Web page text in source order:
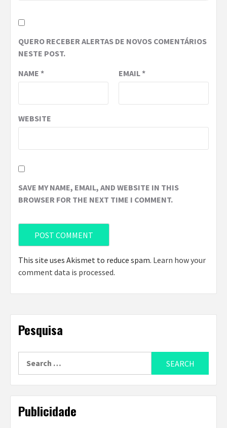
QUERO RECEBER ALERTAS DE NOVOS COMENTÁRIOS
NESTE POST.
NAME * EMAIL*
WEBSITE
SAVE MY NAME, EMAIL, AND WEBSITE IN THIS
BROWSER FOR THE NEXT TIME I COMMENT.
This site uses Akismet to reduce spam. Learn how your
comment data is processed.
Pesquisa
Publicidade